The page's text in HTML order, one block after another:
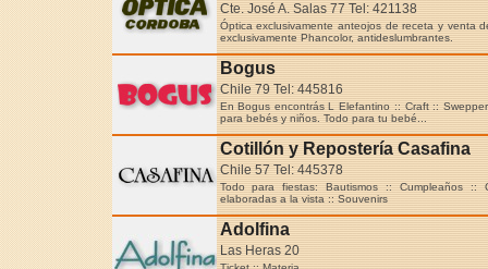
Cte. José A. Salas 77 Tel: 421138
Óptica exclusivamente anteojos de receta y venta
exclusivamente Phancolor, antideslumbrantes.
Bogus
Chile 79 Tel: 445816
En Bogus encontrás L Elefantino :: Craft ::
para bebés y niños. Todo para tu bebé...
Cotillón y Repostería Casafina
Chile 57 Tel: 445378
Todo para fiestas: Bautismos :: Cumpleaños
elaboradas a la vista :: Souvenirs
Adolfina
Las Heras 20